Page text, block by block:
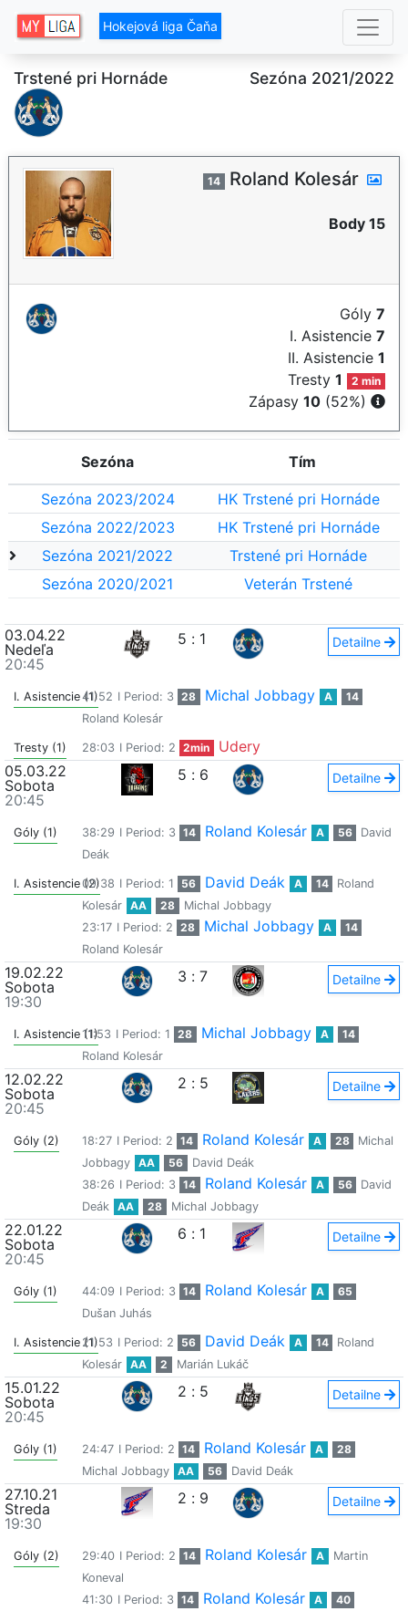
Hokejová liga Čaňa
Trstené pri Hornáde Sezóna 2021/2022
14 Roland Kolesár
Body 15
Góly 7
I. Asistencie 7
II. Asistencie 1
Tresty1 2 min
Zápasy 10 (52%)
Sezóna Tím
Sezóna 2023/2024
HK Trstené pri Hornáde
Sezóna 2022/2023
HK Trstené pri Hornáde
Sezóna 2021/2022
Trstené pri Hornáde
Sezóna 2020/2021
Veterán Trstené
03.04.22
Nedeľa
20:45
5 : 1 Detailne
I. Asistencie (1)41:52 I Period: 3 28 Michal Jobbagy A
14
Roland Kolesár
Tresty (1) 28:03 I Period: 2 2min
Udery
05.03.22
Sobota
20:45
5 : 6 Detailne
Góly (1) 38:29 I Period: 3 14 Roland Kolesár A 56
David
Deák
I. Asistencie (2)09:38 I Period: 1 56 David Deák A 14
Roland
Kolesár
AA 28
Michal Jobbagy
23:17 I Period: 2 28 Michal Jobbagy A
14
Roland Kolesár
19.02.22
Sobota
19:30
3 : 7 Detailne
I. Asistencie (1)
11:53 I Period: 1 28 Michal Jobbagy A
14
Roland Kolesár
12.02.22
Sobota
20:45
2 : 5 Detailne
Góly (2) 18:27 I Period: 2 14 Roland Kolesár A 28
Michal
Jobbagy
AA 56
David Deák
38:26 I Period: 3 14 Roland Kolesár A 56
David
Deák
AA 28 Michal Jobbagy
22.01.22
Sobota
20:45
6 : 1 Detailne
Góly (1) 44:09 I Period: 3 14 Roland Kolesár A
65
Dušan Juhás
I. Asistencie (1)21:53 I Period: 2 56 David Deák A 14
Roland
Kolesár
AA 2 Marián Lukáč
15.01.22
Sobota
20:45
2 : 5 Detailne
Góly (1) 24:47 I Period: 2 14 Roland Kolesár A
28
Michal Jobbagy
AA 56 David Deák
27.10.21
Streda
19:30
2 : 9 Detailne
Góly (2) 29:40 I Period: 2 14 Roland Kolesár A
Martin
Koneval
41:30 I Period: 3 14 Roland Kolesár A
40